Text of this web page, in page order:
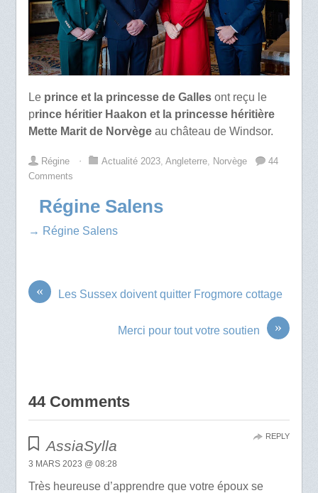
Le prince et la princesse de Gallesont reçu le
prince héritier Haakon et la princesse héritière
Mette Marit de Norvègeau château de Windsor.
Régine ⋅ Actualité 2023, Angleterre, Norvège
44
Comments
Régine Salens
→ Régine Salens
« Les Sussex doivent quitter Frogmore cottage
»
Merci pour tout votre soutien
44 Comments
AssiaSylla
3 MARS 2023 @ 08:28
Très heureuse d’apprendre que votre époux se
REPLY